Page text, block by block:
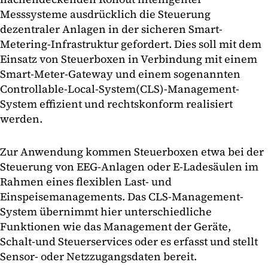
Messsysteme ausdrücklich die Steuerung
dezentraler Anlagen in der sicheren Smart-
Metering-Infrastruktur gefordert. Dies soll mit dem
Einsatz von Steuerboxen in Verbindung mit einem
Smart-Meter-Gateway und einem sogenannten
Controllable-Local-System(CLS)-Management-
System effizient und rechtskonform realisiert
werden.
Zur Anwendung kommen Steuerboxen etwa bei der
Steuerung von EEG-Anlagen oder E-Ladesäulen im
Rahmen eines flexiblen Last- und
Einspeisemanagements. Das CLS-Management-
System übernimmt hier unterschiedliche
Funktionen wie das Management der Geräte,
Schalt-und Steuerservices oder es erfasst und stellt
Sensor- oder Netzzugangsdaten bereit.